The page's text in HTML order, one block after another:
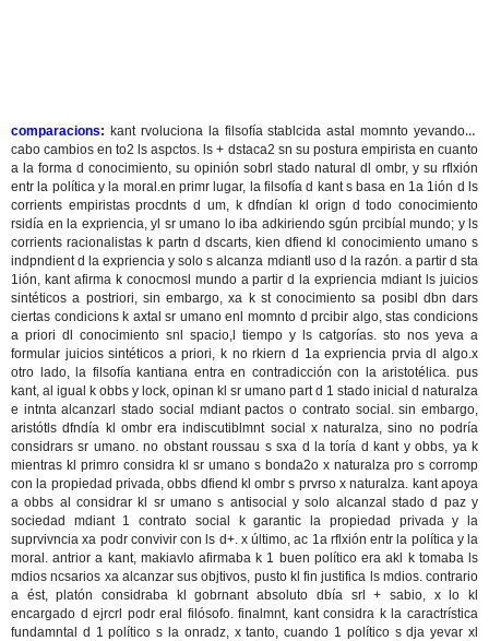
comparacions: kant rvoluciona la filsofía stablcida astal momnto yevando a
cabo cambios en to2 ls aspctos. ls + dstaca2 sn su postura empirista en cuanto
a la forma d conocimiento, su opinión sobrl stado natural dl ombr, y su rflxión
entr la política y la moral.en primr lugar, la filsofía d kant s basa en 1a 1ión d ls
corrients empiristas procdnts d um, k dfndían kl orign d todo conocimiento
rsidía en la expriencia, yl sr umano lo iba adkiriendo sgún prcibíal mundo; y ls
corrients racionalistas k partn d dscarts, kien dfiend kl conocimiento umano s
indpndient d la expriencia y solo s alcanza mdiantl uso d la razón. a partir d sta
1ión, kant afirma k conocmosl mundo a partir d la expriencia mdiant ls juicios
sintéticos a postriori, sin embargo, xa k st conocimiento sa posibl dbn dars
ciertas condicions k axtal sr umano enl momnto d prcibir algo, stas condicions
a priori dl conocimiento snl spacio,l tiempo y ls catgorías. sto nos yeva a
formular juicios sintéticos a priori, k no rkiern d 1a expriencia prvia dl algo.x
otro lado, la filsofía kantiana entra en contradicción con la aristotélica. pus
kant, al igual k obbs y lock, opinan kl sr umano part d 1 stado inicial d naturalza
e intnta alcanzarl stado social mdiant pactos o contrato social. sin embargo,
aristótls dfndía kl ombr era indiscutiblmnt social x naturalza, sino no podría
considrars sr umano. no obstant roussau s sxa d la toría d kant y obbs, ya k
mientras kl primro considra kl sr umano s bonda2o x naturalza pro s corromp
con la propiedad privada, obbs dfiend kl ombr s prvrso x naturalza. kant apoya
a obbs al considrar kl sr umano s antisocial y solo alcanzal stado d paz y
sociedad mdiant 1 contrato social k garantic la propiedad privada y la
suprvivncia xa podr convivir con ls d+. x último, ac 1a rflxión entr la política y la
moral. antrior a kant, makiavlo afirmaba k 1 buen político era akl k tomaba ls
mdios ncsarios xa alcanzar sus objtivos, pusto kl fin justifica ls mdios. contrario
a ést, platón considraba kl gobrnant absoluto dbía srl + sabio, x lo kl
encargado d ejrcrl podr eral filósofo. finalmnt, kant considra k la caractrística
fundamntal d 1 político s la onradz, x tanto, cuando 1 político s dja yevar xl